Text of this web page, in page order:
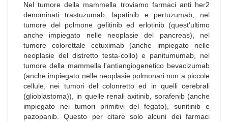
Nel tumore della mammella troviamo farmaci anti her2
denominati trastuzumab, lapatinib e pertuzumab, nel
tumore del polmone gefitinib ed erlotinib (quest'ultimo
anche impiegato nelle neoplasie del pancreas), nel
tumore colorettale cetuximab (anche impiegato nelle
neoplasie del distretto testa-collo) e panitumumab, nel
tumore della mammella l'antiangiogenetico bevacizumab
(anche impiegato nelle neoplasie polmonari non a piccole
cellule, nei tumori del colonretto ed in quelli cerebrali
(glioblastoma)), in quelle renali axitinib, sorafenib (anche
impiegato nei tumori primitivi del fegato), sunitinib e
pazopanib. Questo per citare solo alcuni dei farmaci